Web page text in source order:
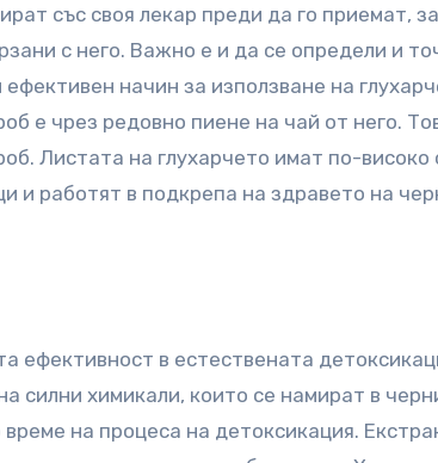
със своя лекар преди да го приемат,
с него. Важно е и да се определи и
начин за използване на
е чрез редовно пиене на чай от него.
Листата на глухарчето имат по-
и работят в подкрепа на здравето на
ефективност в естествената
силни химикали, които се намират в
на процеса на детоксикация.